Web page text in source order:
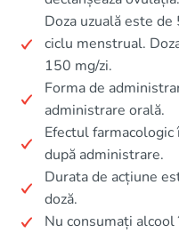
Doza uzuală este
ciclu menstrual.
150 mg/zi.
Forma de
administrare orală.
Efectul
după administrare.
Durata de acțiune
doză.
Nu consumați